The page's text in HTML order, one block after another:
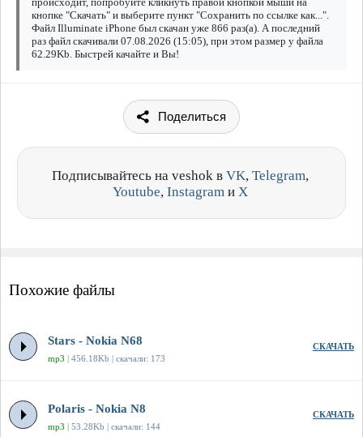
кнопке "Скачать" и выберите пункт "Сохранить по ссылке как...".
Файл Illuminate iPhone был скачан уже 866 раз(а). А последний
раз файл скачивали 07.08.2026 (15:05), при этом размер у файла
62.29Kb. Быстрей качайте и Вы!
Поделиться
Подписывайтесь на veshok в VK, Telegram,
Youtube, Instagram и X
Похожие файлы
Stars - Nokia N68
mp3 | 456.18Kb | скачали: 173
СКАЧАТЬ
Polaris - Nokia N8
mp3 | 53.28Kb | скачали: 144
СКАЧАТЬ